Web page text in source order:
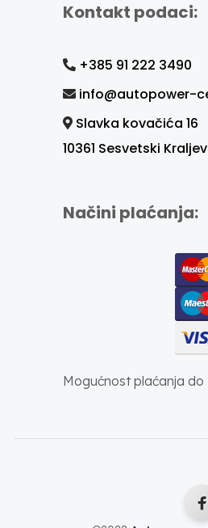
Kontakt podaci:
+385 91 222 3490
info@autopower-
Slavka kovačića 16
10361 Sesvetski
Načini plaćanja:
Mogućnost plaćanja do